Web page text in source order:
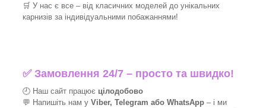
🛒 У нас є все – від класичних моделей до унікальних
карнизів за індивідуальними побажаннями!
✅Замовлення 24/7 – просто та швидко!
🕘 Наш сайт працює цілодобово
💬 Напишіть нам у Viber, Telegram або WhatsApp – і ми